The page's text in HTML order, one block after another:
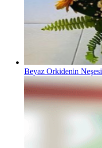
Beyaz Orkidenin Neşesi